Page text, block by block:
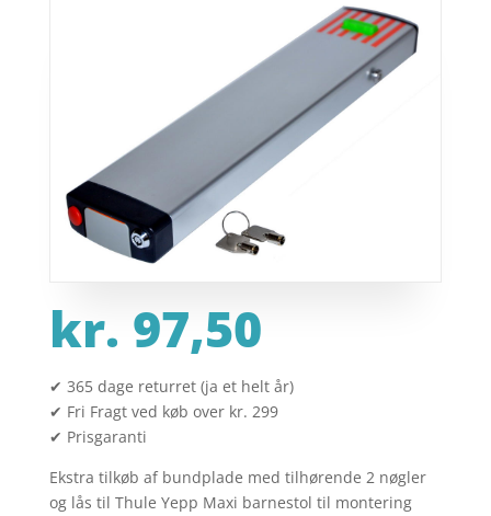
kr. 97,50
✔ 365 dage returret (ja et helt år)
✔ Fri Fragt ved køb over kr. 299
✔ Prisgaranti
Ekstra tilkøb af bundplade med tilhørende 2 nøgler
og lås til Thule Yepp Maxi barnestol til montering